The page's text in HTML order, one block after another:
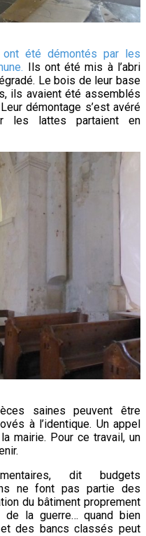
ont été démontés par les
Ils ont été mis à l’abri
Le bois de leur base
ils avaient été assemblés
démontage s’est avéré
les lattes partaient en
saines peuvent être
à l’identique. Un appel
mairie. Pour ce travail, un
dit budgets
ne font pas partie des
du bâtiment proprement
de la guerre… quand bien
des bancs classés peut